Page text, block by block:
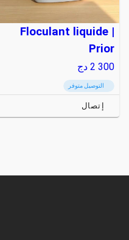
Floculant liquide |
Prior
2 300 دج
التوصيل متوفر
إتصال